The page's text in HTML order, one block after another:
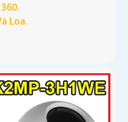
Loa.